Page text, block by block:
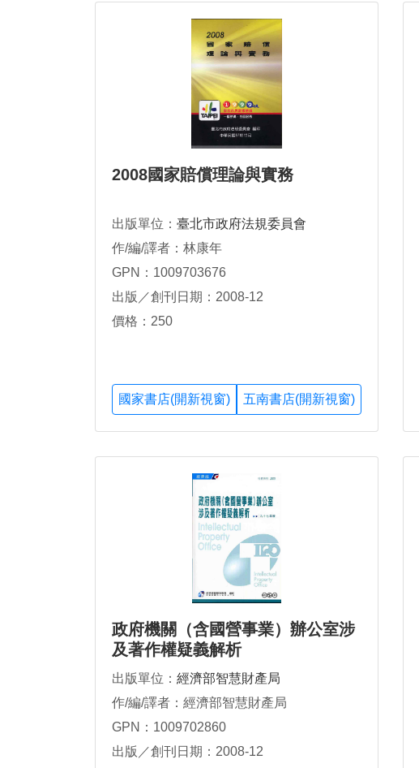
2008國家賠償理論與實務
出版單位： 臺北市政府法規委員會
作/編/譯者：林康年
GPN：1009703676
出版／創刊日期：2008-12
價格：250
國家書店(開新視窗) 五南書店(開新視窗)
政府機關（含國營事業）辦公室涉
及著作權疑義解析
出版單位： 經濟部智慧財產局
作/編/譯者：經濟部智慧財產局
GPN：1009702860
出版／創刊日期：2008-12